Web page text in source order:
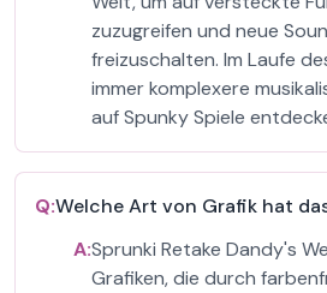
zuzugreifen und neue
freizuschalten. Im Laufe
immer komplexere
auf Spunky Spiele
Q:Welche Art von Grafik hat
A:Sprunki Retake Dandy's
Grafiken, die durch